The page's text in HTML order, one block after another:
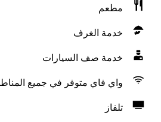
مطعم
خدمة الغرف
خدمة صف السيارات
واي فاي متوفر في جميع
تلفاز